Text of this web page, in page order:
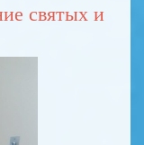
святых и